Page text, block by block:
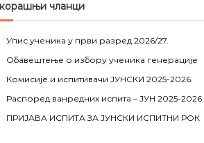
чланци
Упис ученика у први разред 2026/27.
Обавештење о избору ученика генерације
Комисије и испитивачи ЈУНСКИ 2025-2026.
Распоред ванредних испита – ЈУН 2025-2026.
ПРИЈАВА ИСПИТА ЗА ЈУНСКИ ИСПИТНИ РОК